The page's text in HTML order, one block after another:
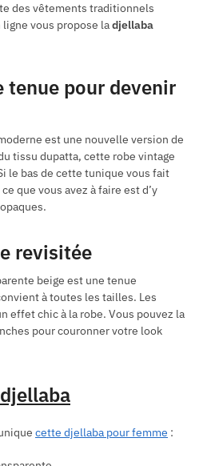
des vêtements traditionnels
vous propose ladjellaba
tenue pour devenir
est une nouvelle version de
tissu dupatta, cette robe vintage
le bas de cette tunique vous fait
que vous avez à faire est d’y
revisitée
beige est une tenue
à toutes les tailles. Les
effet chic à la robe. Vous pouvez la
pour couronner votre look
cette djellaba pour femme :